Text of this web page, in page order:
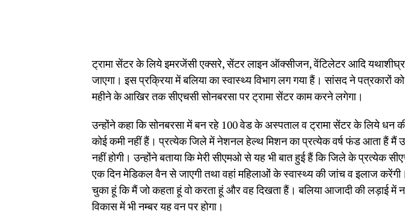
ट्रामा सेंटर के लिये इमरजेंसी एक्सरे, सेंटर लाइन ऑक्सीजन, वेंटिलेटर आदि
जाएगा। इस प्रक्रिया में बलिया का स्वास्थ्य विभाग लग गया हैं। सांसद ने पत्रकारों
महीने के आखिर तक सीएचसी सोनबरसा पर ट्रामा सेंटर काम करने लगेगा।
उन्होंने कहा कि सोनबरसा में बन रहे 100 वेड के अस्पताल व ट्रामा सेंटर के लिये धन
कोई कमी नहीं हैं। प्रत्येक जिले में नेशनल हेल्थ मिशन का प्रत्येक वर्ष फंड आता हैं मैं
नहीं होगी। उन्होंने बताया कि मेरी सीएमओ से यह भी बात हुई हैं कि जिले के प्रत्येक
एक दिन मेडिकल वैन से जाएगी तथा वहां महिलाओं के स्वास्थ्य की जांच व इलाज
चुका हूं कि मैं जो कहता हूं वो करता हूं और वह दिखता हैं। बलिया आजादी की लड़ाई में
विकास में भी नम्बर यह वन पर होगा।